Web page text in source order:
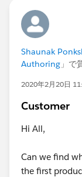
Shaunak
Authoring 」で
2020年2月20日
Customer
Hi All,
Can we find
the first